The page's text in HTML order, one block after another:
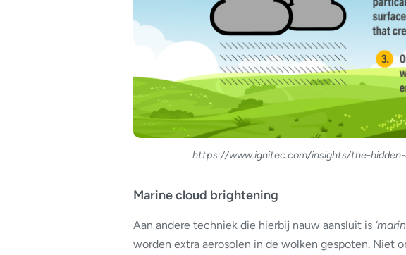
https://www.ignitec.com/insights/the-
Marine cloud brightening
Aan andere techniek die hierbij nauw aansluit is
worden extra aerosolen in de wolken gespoten. Niet